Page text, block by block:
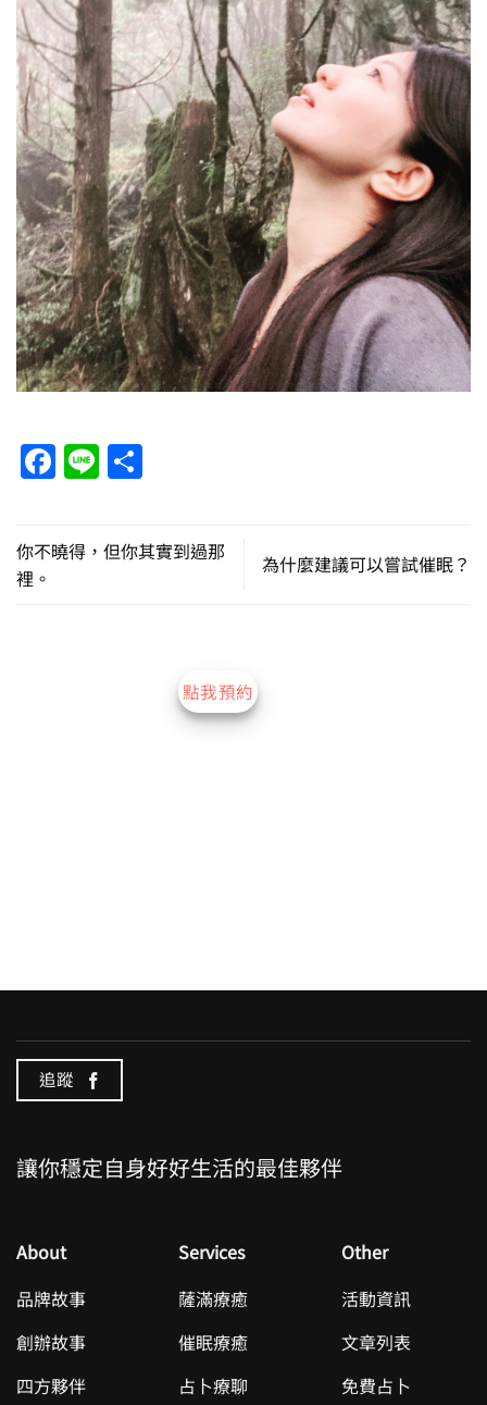
Facebook
Line
你不曉得，但你其實到過那
裡。
為什麼建議可以嘗試催眠？
點我預約
追蹤
讓你穩定自身好好生活的最佳夥伴
About
品牌故事
創辦故事
四方夥伴
Services
薩滿療癒
催眠療癒
占卜療聊
Other
活動資訊
文章列表
免費占卜